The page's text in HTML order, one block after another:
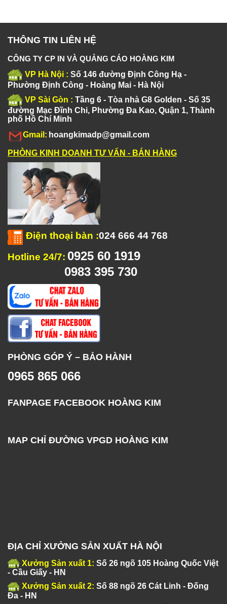
THÔNG TIN LIÊN HỆ
CÔNG TY CP IN VÀ QUẢNG CÁO HOÀNG KIM
VP Hà Nội : Số 146 đường Định Công Hạ -
Phường Định Công - Hoàng Mai - Hà Nội
VP Sài Gòn : Tầng 6 - Tòa nhà G8 Golden - Số 35
đường Mạc Đĩnh Chi, Phường Đa Kao, Quận 1, Thành
phố Hồ Chí Minh
Gmail: hoangkimadp@gmail.com
PHÒNG KINH DOANH TƯ VẤN - BÁN HÀNG
Điện thoại bàn :024 666 44 768
Hotline 24/7: 0925 60 1919
0983 395 730
PHÒNG GÓP Ý – BẢO HÀNH
0965 865 066
FANPAGE FACEBOOK HOÀNG KIM
MAP CHỈ ĐƯỜNG VPGD HOÀNG KIM
ĐỊA CHỈ XƯỞNG SẢN XUẤT HÀ NỘI
Xưởng Sản xuất 1: Số 26 ngõ 105 Hoàng Quốc Việt
- Cầu Giấy - HN
Xưởng Sản xuất 2: Số 88 ngõ 26 Cát Linh - Đống
Đa - HN